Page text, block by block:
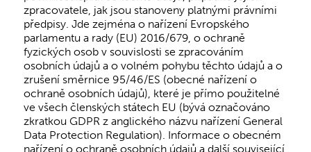
zpracovatele, jak jsou stanoveny platnými právními
předpisy. Jde zejména o nařízení Evropského
parlamentu a rady (EU) 2016/679, o ochraně
fyzických osob v souvislosti se zpracováním
osobních údajů a o volném pohybu těchto údajů a o
zrušení směrnice 95/46/ES (obecné nařízení o
ochraně osobních údajů), které je přímo použitelné
ve všech členských státech EU (bývá označováno
zkratkou GDPR z anglického názvu nařízení General
Data Protection Regulation). Informace o obecném
nařízení o ochraně osobních údajů a další související